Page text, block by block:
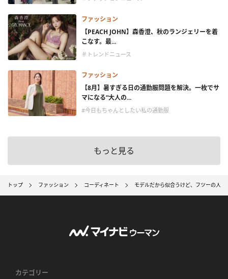
ファッション
【PEACH JOHN】森香澄、秋のランジェリーを着
こなす。最...
＃トレンドニュース
ファッション
【8月】暑すぎる日の通勤服問題を解決。一枚でサ
マになる“大人の...
#今日もちゃんとしたい私の通勤服
もっと見る
トップ ファッション コーディネート モデルだから似合うけど、フツーの人
カテゴリー